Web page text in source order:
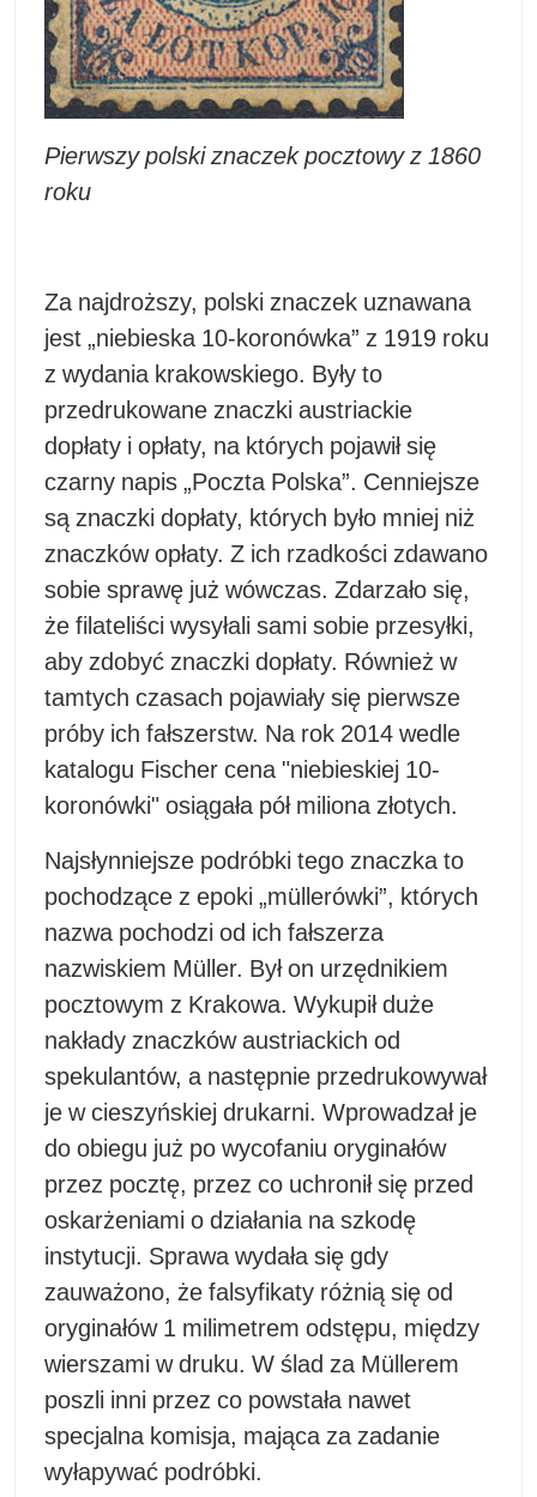
Pierwszy polski znaczek pocztowy z 1860
roku
Za najdroższy, polski znaczek uznawana
jest „niebieska 10-koronówka” z 1919 roku
z wydania krakowskiego. Były to
przedrukowane znaczki austriackie
dopłaty i opłaty, na których pojawił się
czarny napis „Poczta Polska”. Cenniejsze
są znaczki dopłaty, których było mniej niż
znaczków opłaty. Z ich rzadkości zdawano
sobie sprawę już wówczas. Zdarzało się,
że filateliści wysyłali sami sobie przesyłki,
aby zdobyć znaczki dopłaty. Również w
tamtych czasach pojawiały się pierwsze
próby ich fałszerstw. Na rok 2014 wedle
katalogu Fischer cena "niebieskiej 10-
koronówki" osiągała pół miliona złotych.
Najsłynniejsze podróbki tego znaczka to
pochodzące z epoki „müllerówki”, których
nazwa pochodzi od ich fałszerza
nazwiskiem Müller. Był on urzędnikiem
pocztowym z Krakowa. Wykupił duże
nakłady znaczków austriackich od
spekulantów, a następnie przedrukowywał
je w cieszyńskiej drukarni. Wprowadzał je
do obiegu już po wycofaniu oryginałów
przez pocztę, przez co uchronił się przed
oskarżeniami o działania na szkodę
instytucji. Sprawa wydała się gdy
zauważono, że falsyfikaty różnią się od
oryginałów 1 milimetrem odstępu, między
wierszami w druku. W ślad za Müllerem
poszli inni przez co powstała nawet
specjalna komisja, mająca za zadanie
wyłapywać podróbki.